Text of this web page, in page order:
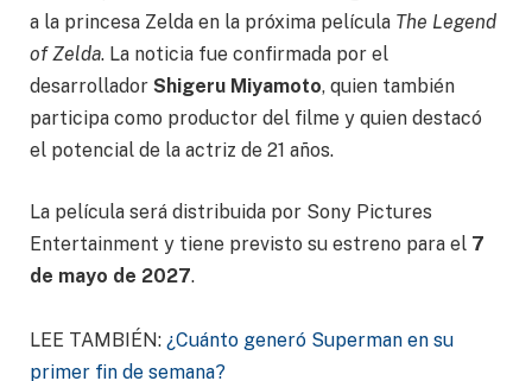
a la princesa Zelda en la próxima película The Legend
of Zelda. La noticia fue confirmada por el
desarrollador Shigeru Miyamoto, quien también
participa como productor del filme y quien destacó
el potencial de la actriz de 21 años.
La película será distribuida por Sony Pictures
Entertainment y tiene previsto su estreno para el 7
de mayo de 2027.
LEE TAMBIÉN: ¿Cuánto generó Superman en su
primer fin de semana?